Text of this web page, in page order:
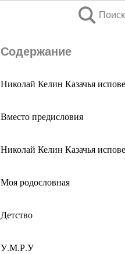
Поиск
Содержание
Николай Келин Казачья
Вместо предисловия
Николай Келин Казачья
Моя родословная
Детство
У.М.Р.У